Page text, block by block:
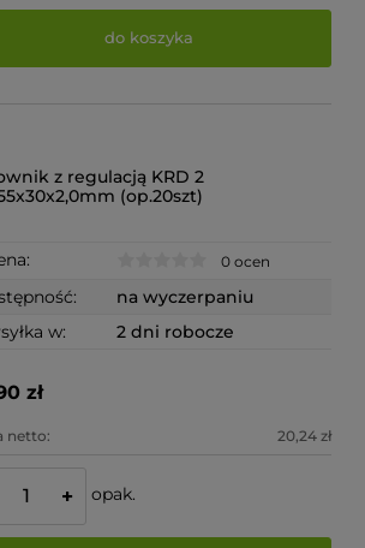
do koszyka
z regulacją KRD 2
(op.20szt)
0 ocen
na wyczerpaniu
w:
2 dni robocze
zł
netto: 20,24 zł
+ opak.